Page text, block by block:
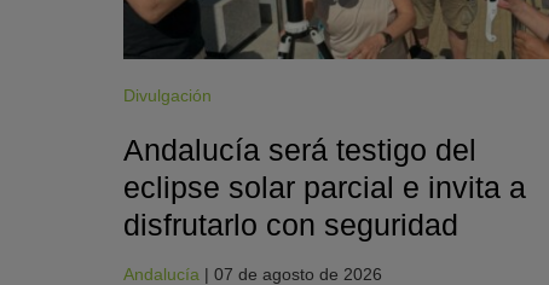
Divulgación
Andalucía será testigo del
eclipse solar parcial e invita a
disfrutarlo con seguridad
Andalucía | 07 de agosto de 2026